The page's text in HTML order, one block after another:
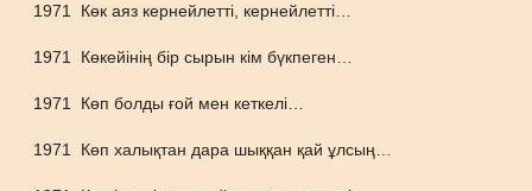
1971 Көк аяз кернейлетті, кернейлетті…
1971 Көкейінің бір сырын кім бүкпеген…
1971 Көп болды ғой мен кеткелі…
1971 Көп халықтан дара шыққан қай ұлсың…